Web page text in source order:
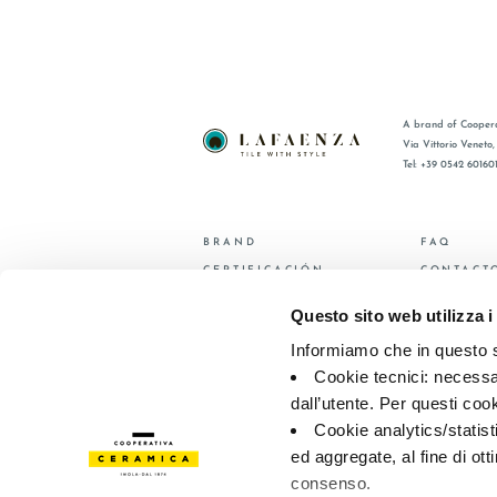
Questo sito web utilizza i
Informiamo che in questo
Cookie tecnici:
dall’utente. Per questi
Cookie analytics/
ed aggregate, al fine di
consenso.
A brand of
Via Vittorio
Tel: +39 0542 601601
BRAND
CERTIFICACIÓN
FAQ
© 2026 - Cooperativa Ceramica d’ImolaP.IVA IT00498281203
Cookie policy — Privacy preferences